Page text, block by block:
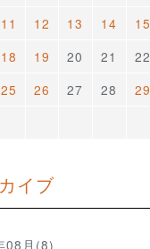
11 12 13 14 15
18 19 20 21 22
25 26 27 28 29
カイブ
08月(8)